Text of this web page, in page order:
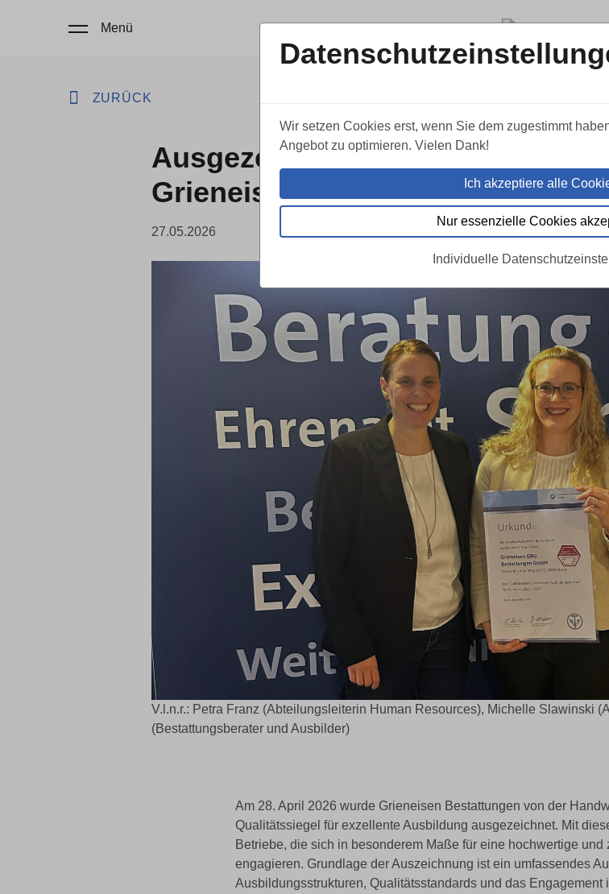
Menü
ZURÜCK
Ausgezeichnet ausbilden:
Grieneisen Bestattungen
27.05.2026
V.l.n.r.: Petra Franz (Abteilungsleiterin Human Resources), Michelle Slawinski
(Bestattungsberater und Ausbilder)
Am 28. April 2026 wurde Grieneisen Bestattungen von der
Qualitätssiegel für exzellente Ausbildung ausgezeichnet. Mit
Betriebe, die sich in besonderem Maße für eine hochwertige
engagieren. Grundlage der Auszeichnung ist ein umfassendes
Ausbildungsstrukturen, Qualitätsstandards und das
Wir setzen Cookies erst, wenn Sie dem zugestimmt
Angebot zu optimieren. Vielen Dank!
Ich akzeptiere alle
Nur essenzielle Cookies
Individuelle